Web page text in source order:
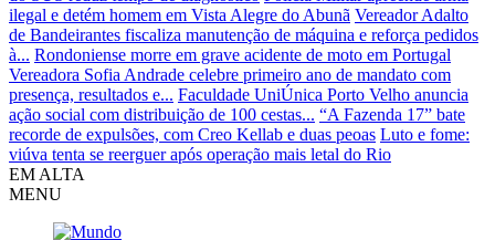
ilegal e detém homem em Vista Alegre do Abunã Vereador Adalto
de Bandeirantes fiscaliza manutenção de máquina e reforça pedidos
à... Rondoniense morre em grave acidente de moto em Portugal
Vereadora Sofia Andrade celebre primeiro ano de mandato com
presença, resultados e... Faculdade UniÚnica Porto Velho anuncia
ação social com distribuição de 100 cestas... “A Fazenda 17” bate
recorde de expulsões, com Creo Kellab e duas peoas Luto e fome:
viúva tenta se reerguer após operação mais letal do Rio
EM ALTA
MENU